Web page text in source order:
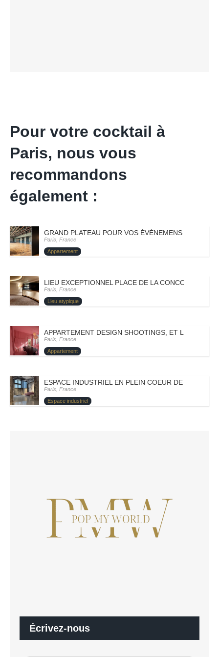
Pour votre cocktail à
Paris, nous vous
recommandons
également :
GRAND PLATEAU POUR VOS ÉVÉNEMENS – PARIS
Paris, France
Appartement
LIEU EXCEPTIONNEL PLACE DE LA CONCORDE –
Paris, France
Lieu atypique
APPARTEMENT DESIGN SHOOTINGS, ET
Paris, France
Appartement
ESPACE INDUSTRIEL EN PLEIN COEUR DE PARIS –
Paris, France
Espace industriel
Écrivez-nous